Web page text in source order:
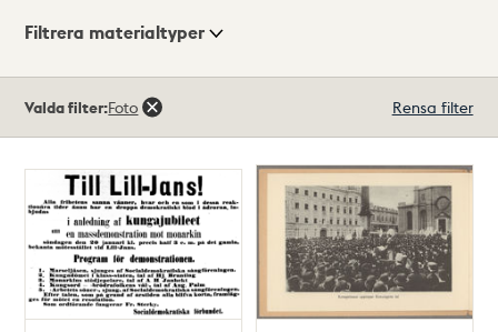
Visningsläge
Filtrera materialtyper
träffar
Valda filter:Foto Rensa filter